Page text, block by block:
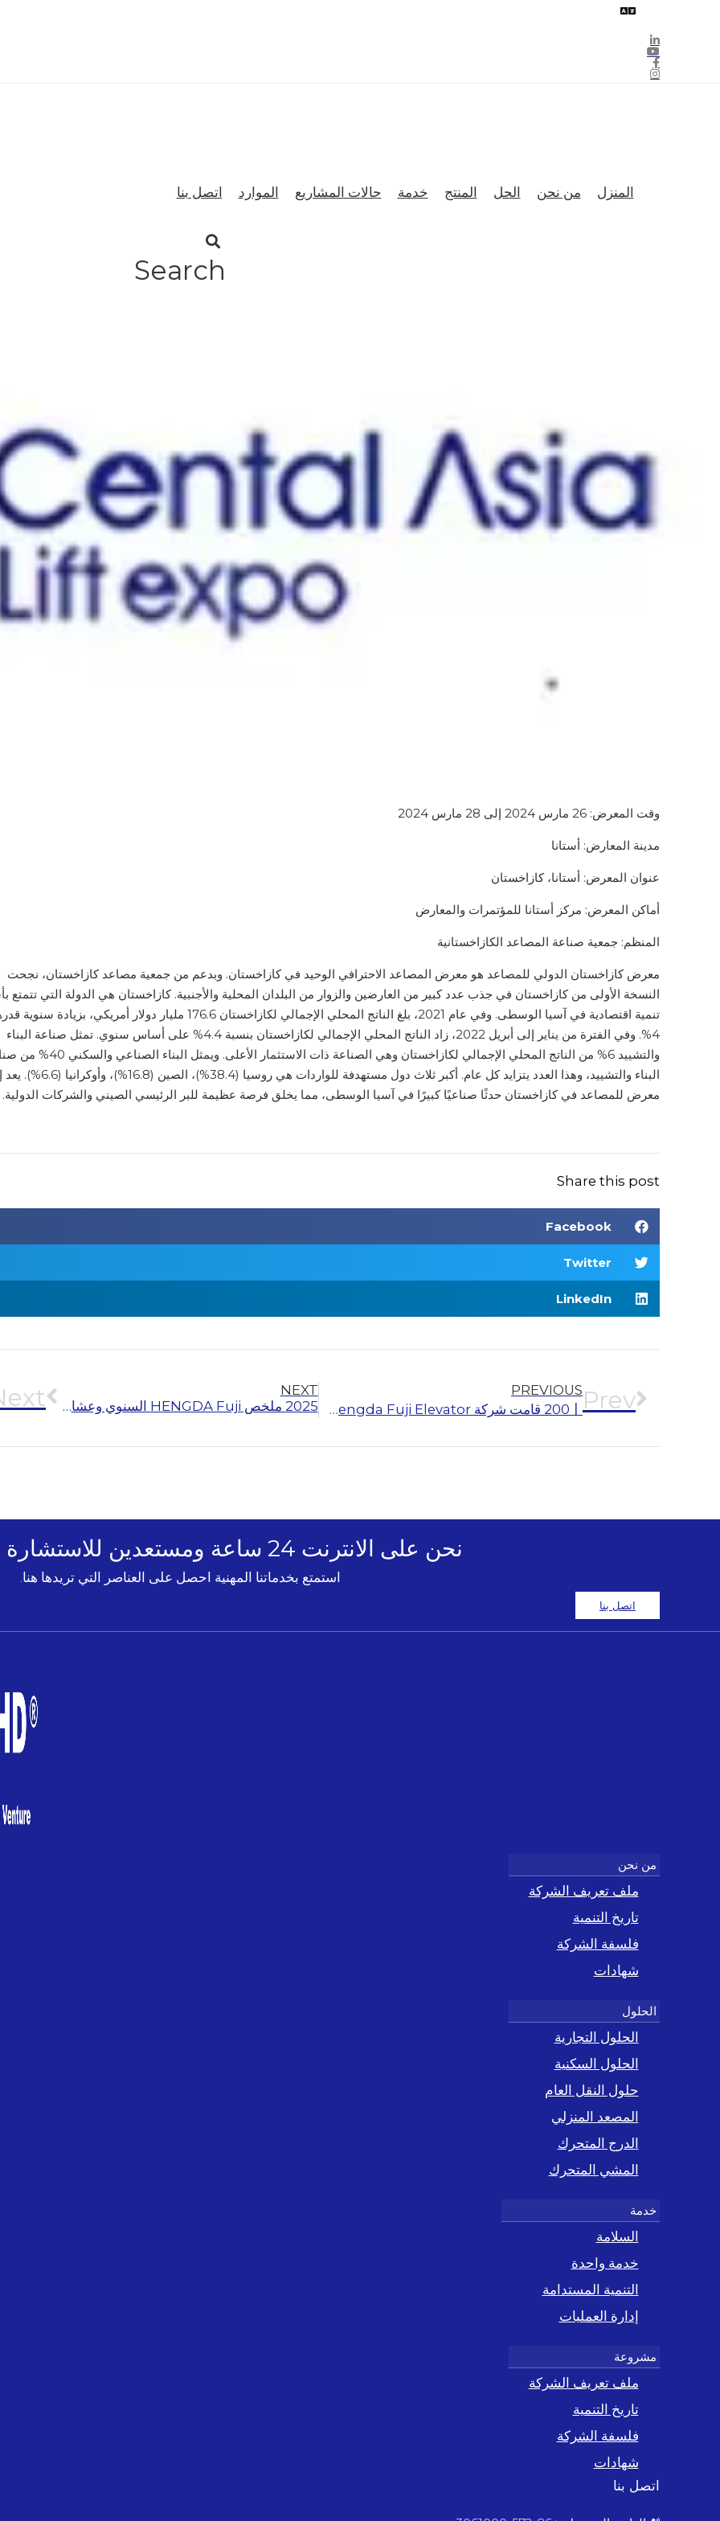
المنزل من نحن الحل المنتج خدمة حالات المشاريع الموارد اتصل بنا
Search
وقت المعرض: 26 مارس 2024 إلى 28 مارس 2024
مدينة المعارض: أستانا
عنوان المعرض: أستانا، كازاخستان
أماكن المعرض: مركز أستانا للمؤتمرات والمعارض
المنظم: جمعية صناعة المصاعد الكازاخستانية
معرض كازاخستان الدولي للمصاعد هو معرض المصاعد الاحترافي الوحيد في كازاخستان. وبدعم من جمعية مصاعد كازاخستان، نجحت
النسخة الأولى من كازاخستان في جذب عدد كبير من العارضين والزوار من البلدان المحلية والأجنبية. كازاخستان هي الدولة التي تتمتع
تنمية اقتصادية في آسيا الوسطى. وفي عام 2021، بلغ الناتج المحلي الإجمالي لكازاخستان 176.6 مليار دولار أمريكي، بزيادة
4%. وفي الفترة من يناير إلى أبريل 2022، زاد الناتج المحلي الإجمالي لكازاخستان بنسبة 4.4% على أساس سنوي. تمثل صناعة البناء
والتشييد 6% من الناتج المحلي الإجمالي لكازاخستان وهي الصناعة ذات الاستثمار الأعلى. ويمثل
البناء والتشييد، وهذا العدد يتزايد كل عام. أكبر ثلاث دول مستهدفة للواردات هي
معرض للمصاعد في كازاخستان حدثًا صناعيًا كبيرًا في آسيا الوسطى، مما يخلق فرصة عظيمة للبر الرئيسي الصيني والشركات الدولية.
Share this post
Facebook
Twitter
LinkedIn
Prev
PREVIOUS
200ￜ قامت شركة Hengda Fuji Elevator وشركة China Railway Construction Real Estate، إحدى شركات Fortune 500، ببناء مجتمع جديد صالح للعيش في أورومتشي.
NEXT
2025 ملخص HENGDA Fuji السنوي وعشاء التقدير
نحن على الانترنت 24 ساعة ومستعدين للاستشارة الخاصة بك!
استمتع بخدماتنا المهنية احصل على العناصر التي تريدها هنا.
اتصل بنا
ملف تعريف الشركة
تاريخ التنمية
فلسفة الشركة
شهادات
الحلول التجارية
الحلول السكنية
حلول النقل العام
المصعد المنزلي
الدرج المتحرك
المشي المتحرك
السلامة
خدمة واحدة
التنمية المستدامة
إدارة العمليات
ملف تعريف الشركة
تاريخ التنمية
فلسفة الشركة
شهادات
اتصل بنا